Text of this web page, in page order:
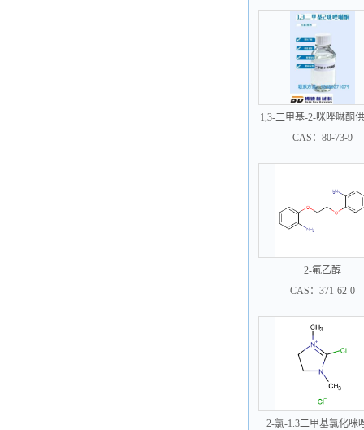
1,3-二甲基-2-咪唑啉酮
医药级
CAS：80-73-9
2-氟乙醇
CAS：371-62-0
2-氯-1.3二甲基氯化咪